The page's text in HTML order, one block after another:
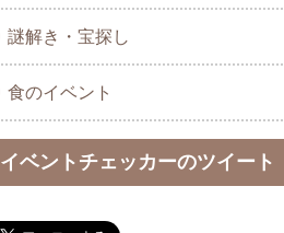
謎解き・宝探し
食のイベント
イベントチェッカーのツイート